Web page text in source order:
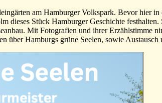
am Hamburger Volkspark. Bevor hier
Stück Hamburger Geschichte
Mit Fotografien und ihrer Erzählstimme
Hamburgs grüne Seelen, sowie Austausch